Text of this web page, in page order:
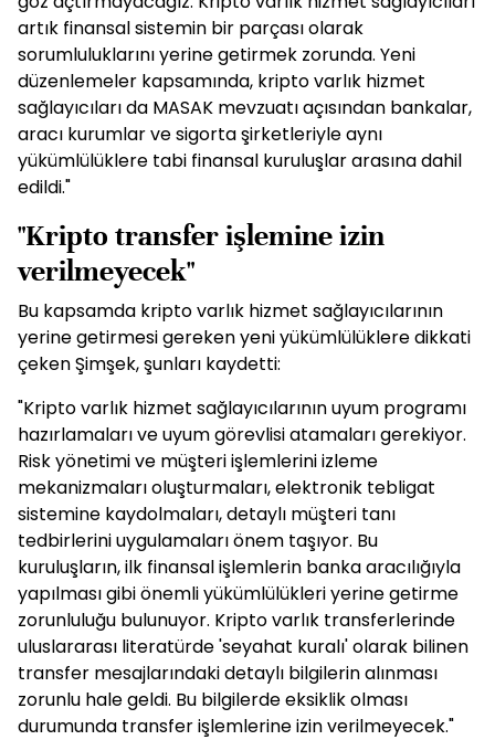
artık finansal sistemin bir parçası olarak
sorumluluklarını yerine getirmek zorunda. Yeni
düzenlemeler kapsamında, kripto varlık hizmet
sağlayıcıları da MASAK mevzuatı açısından bankalar,
aracı kurumlar ve sigorta şirketleriyle aynı
yükümlülüklere tabi finansal kuruluşlar arasına dahil
edildi."
"Kripto transfer işlemine izin
verilmeyecek"
Bu kapsamda kripto varlık hizmet sağlayıcılarının
yerine getirmesi gereken yeni yükümlülüklere dikkati
çeken Şimşek, şunları kaydetti:
"Kripto varlık hizmet sağlayıcılarının uyum programı
hazırlamaları ve uyum görevlisi atamaları gerekiyor.
Risk yönetimi ve müşteri işlemlerini izleme
mekanizmaları oluşturmaları, elektronik tebligat
sistemine kaydolmaları, detaylı müşteri tanı
tedbirlerini uygulamaları önem taşıyor. Bu
kuruluşların, ilk finansal işlemlerin banka aracılığıyla
yapılması gibi önemli yükümlülükleri yerine getirme
zorunluluğu bulunuyor. Kripto varlık transferlerinde
uluslararası literatürde 'seyahat kuralı' olarak bilinen
transfer mesajlarındaki detaylı bilgilerin alınması
zorunlu hale geldi. Bu bilgilerde eksiklik olması
durumunda transfer işlemlerine izin verilmeyecek."